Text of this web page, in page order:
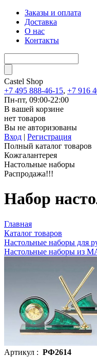
Заказы и оплата
Доставка
О нас
Контакты
Castel Shop
+7 495 888-46-15, +7 916
Пн-пт, 09:00-22:00
В вашей корзине
нет товаров
Вы не авторизованы
Вход | Регистрация
Полный каталог товаров
Кожгалантерея
Настольные наборы
Распродажа!!!
Набор
Главная
Каталог товаров
Настольные наборы для
Настольные наборы из
Артикул : РФ2614